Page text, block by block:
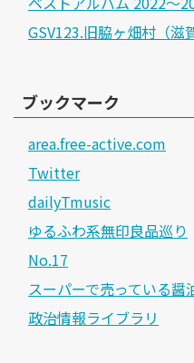
GSV123.旧脇ヶ畑村（滋
ブックマーク
area.free-active.com
Twitter
dailyTmusic
ゆるふわ系無印良品巡り
No.17
スーパーで売っている醤
政治情報ライブラリ